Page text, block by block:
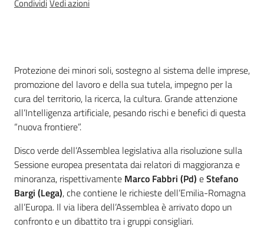
CondividiVedi azioni
Introduzione
Protezione dei minori soli, sostegno al sistema delle imprese,
promozione del lavoro e della sua tutela, impegno per la
cura del territorio, la ricerca, la cultura. Grande attenzione
all’Intelligenza artificiale, pesando rischi e benefici di questa
“nuova frontiere”.
Disco verde dell’Assemblea legislativa alla risoluzione sulla
Sessione europea presentata dai relatori di maggioranza e
minoranza, rispettivamente Marco Fabbri (Pd) eStefano
Bargi (Lega), che contiene le richieste dell’Emilia-Romagna
all’Europa. Il via libera dell’Assemblea è arrivato dopo un
confronto e un dibattito tra i gruppi consigliari.